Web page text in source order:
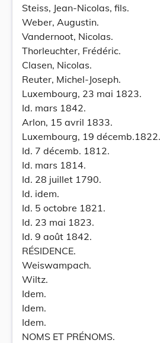
Steiss, Jean-Nicolas, fils.
Weber, Augustin.
Vandernoot, Nicolas.
Thorleuchter, Frédéric.
Clasen, Nicolas.
Reuter, Michel-Joseph.
Luxembourg, 23 mai 1823.
Id. mars 1842.
Arlon, 15 avril 1833.
Luxembourg, 19 décemb.1822.
Id. 7 décemb. 1812.
Id. mars 1814.
Id. 28 juillet 1790.
Id. idem.
Id. 5 octobre 1821.
Id. 23 mai 1823.
Id. 9 août 1842.
RÉSIDENCE.
Weiswampach.
Wiltz.
Idem.
Idem.
Idem.
NOMS ET PRÉNOMS.